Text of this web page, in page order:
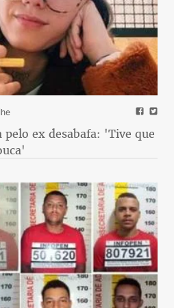
pelo ex desabafa: 'Tive que